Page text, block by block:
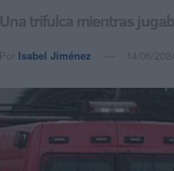
Una trifulca mientras
Por Isabel Jiménez 14/06/